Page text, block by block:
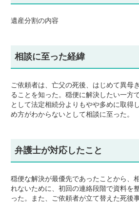
遺産分割の内容
相談に至った経緯
ご依頼者は、亡父の死後、はじめて異母
ることを知った。穏便に解決したい一方
として法定相続分よりもやや多めに取得
め方がわからないとして相談に至った。
弁護士が対応したこと
穏便な解決が最優先であったことから、
れないために、初回の連絡段階で資料を
った。また、ご依頼者が立て替えた死後